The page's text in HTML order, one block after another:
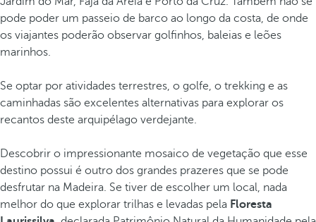
pode poder um passeio de barco ao longo da costa, de onde
os viajantes poderão observar golfinhos, baleias e leões
marinhos.
Se optar por atividades terrestres, o golfe, o trekking e as
caminhadas são excelentes alternativas para explorar os
recantos deste arquipélago verdejante.
Descobrir o impressionante mosaico de vegetação que esse
destino possui é outro dos grandes prazeres que se pode
desfrutar na Madeira. Se tiver de escolher um local, nada
melhor do que explorar trilhas e levadas pela Floresta